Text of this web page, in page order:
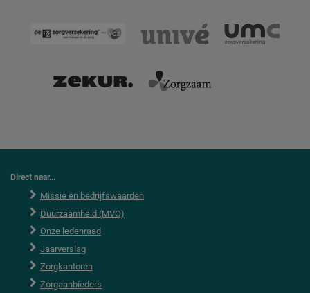
Direct naar...
Missie en bedrijfswaarden
Duurzaamheid (MVO)
Onze ledenraad
Jaarverslag
Zorgkantoren
Zorgaanbieders